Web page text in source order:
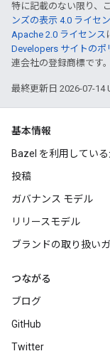
特に記載のない限り、
ンズの表示 4.0 ライセ
Apache 2.0 ライセンス
Developers サイトのポ
連会社の登録商標です。
最終更新日 2026-07-14
基本情報
Bazel を利用してい
投稿
ガバナンス モデル
リリースモデル
ブランドの取り扱い
つながる
ブログ
GitHub
Twitter